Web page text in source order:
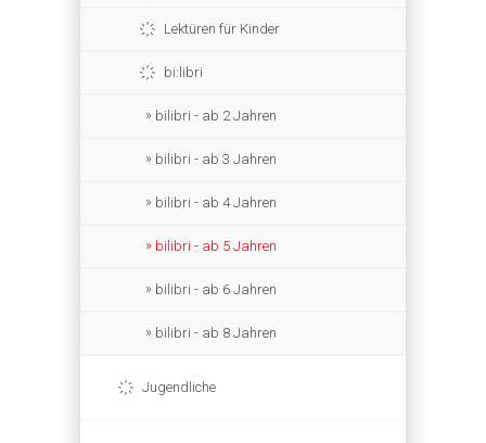
Lektüren für Kinder
bi:libri
bilibri - ab 2 Jahren
bilibri - ab 3 Jahren
bilibri - ab 4 Jahren
bilibri - ab 5 Jahren
bilibri - ab 6 Jahren
bilibri - ab 8 Jahren
Jugendliche